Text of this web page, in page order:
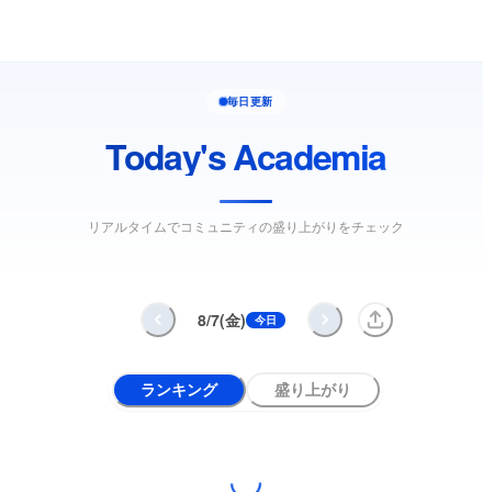
毎日更新
Today's Academia
リアルタイムでコミュニティの盛り上がりをチェック
8/7(金) 今日
ランキング 盛り上がり
Loading...